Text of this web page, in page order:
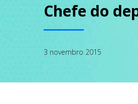
Chefe do
3 novembro 2015